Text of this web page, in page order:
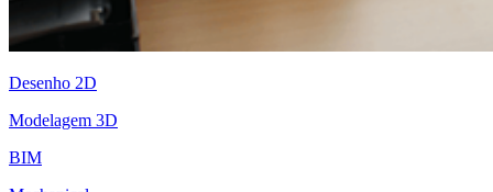
Desenho 2D
Modelagem 3D
BIM